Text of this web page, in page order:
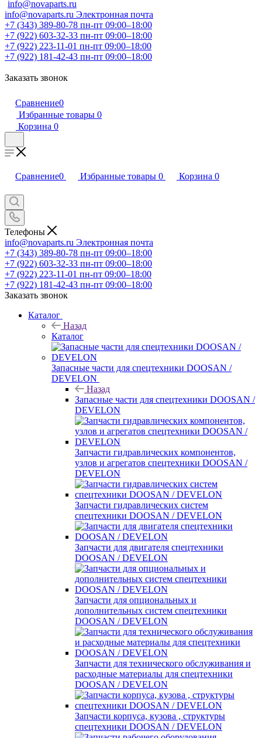
info@novaparts.ru
info@novaparts.ru Электронная почта
+7 (343) 389-80-78 пн-пт 09:00–18:00
+7 (922) 603-32-33 пн-пт 09:00–18:00
+7 (922) 223-11-01 пн-пт 09:00–18:00
+7 (922) 181-42-43 пн-пт 09:00–18:00
Заказать звонок
Сравнение0
Избранные товары 0
Корзина 0
Сравнение0 Избранные товары 0 Корзина 0
Телефоны
info@novaparts.ru Электронная почта
+7 (343) 389-80-78 пн-пт 09:00–18:00
+7 (922) 603-32-33 пн-пт 09:00–18:00
+7 (922) 223-11-01 пн-пт 09:00–18:00
+7 (922) 181-42-43 пн-пт 09:00–18:00
Заказать звонок
Каталог
Назад
Каталог
Запасные части для спецтехники DOOSAN /
DEVELON
Назад
Запасные части для спецтехники DOOSAN /
DEVELON
Запчасти гидравлических компонентов,
узлов и агрегатов спецтехники DOOSAN /
DEVELON
Запчасти гидравлических систем
спецтехники DOOSAN / DEVELON
Запчасти для двигателя спецтехники
DOOSAN / DEVELON
Запчасти для опциональных и
дополнительных систем спецтехники
DOOSAN / DEVELON
Запчасти для технического обслуживания и
расходные материалы для спецтехники
DOOSAN / DEVELON
Запчасти корпуса, кузова , структуры
спецтехники DOOSAN / DEVELON